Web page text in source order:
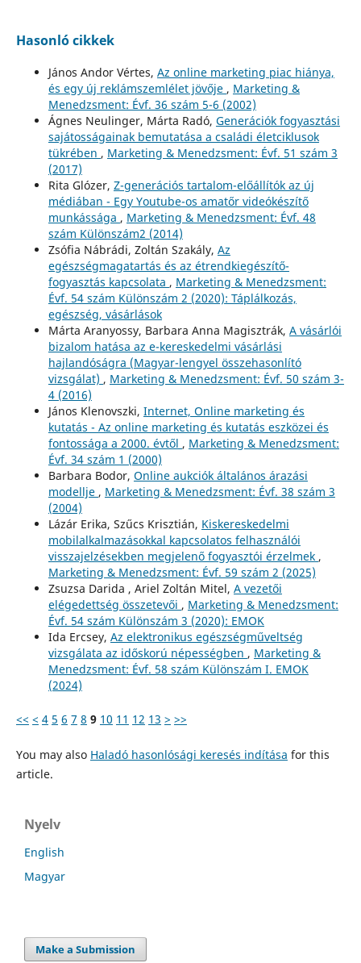
Hasonló cikkek
János Andor Vértes, Az online marketing piac hiánya,
és egy új reklámszemlélet jövője , Marketing &
Menedzsment: Évf. 36 szám 5-6 (2002)
Ágnes Neulinger, Márta Radó, Generációk fogyasztási
sajátosságainak bemutatása a családi életciklusok
tükrében , Marketing & Menedzsment: Évf. 51 szám 3
(2017)
Rita Glózer, Z-generációs tartalom-előállítók az új
médiában - Egy Youtube-os amatőr videókészítő
munkássága , Marketing & Menedzsment: Évf. 48
szám Különszám2 (2014)
Zsófia Nábrádi, Zoltán Szakály, Az
egészségmagatartás és az étrendkiegészítő-
fogyasztás kapcsolata , Marketing & Menedzsment:
Évf. 54 szám Különszám 2 (2020): Táplálkozás,
egészség, vásárlások
Márta Aranyossy, Barbara Anna Magisztrák, A vásárlói
bizalom hatása az e-kereskedelmi vásárlási
hajlandóságra (Magyar-lengyel összehasonlító
vizsgálat) , Marketing & Menedzsment: Évf. 50 szám 3-
4 (2016)
János Klenovszki, Internet, Online marketing és
kutatás - Az online marketing és kutatás eszközei és
fontossága a 2000. évtől , Marketing & Menedzsment:
Évf. 34 szám 1 (2000)
Barbara Bodor, Online aukciók általános árazási
modellje , Marketing & Menedzsment: Évf. 38 szám 3
(2004)
Lázár Erika, Szűcs Krisztián, Kiskereskedelmi
mobilalkalmazásokkal kapcsolatos felhasználói
visszajelzésekben megjelenő fogyasztói érzelmek ,
Marketing & Menedzsment: Évf. 59 szám 2 (2025)
Zsuzsa Darida , Ariel Zoltán Mitel, A vezetői
elégedettség összetevői , Marketing & Menedzsment:
Évf. 54 szám Különszám 3 (2020): EMOK
Ida Ercsey, Az elektronikus egészségműveltség
vizsgálata az időskorú népességben , Marketing &
Menedzsment: Évf. 58 szám Különszám I. EMOK
(2024)
<< < 4 5 6 7 8 9 10 11 12 13 > >>
You may also Haladó hasonlósági keresés indítása for this
article.
Nyelv
English
Magyar
Make a Submission